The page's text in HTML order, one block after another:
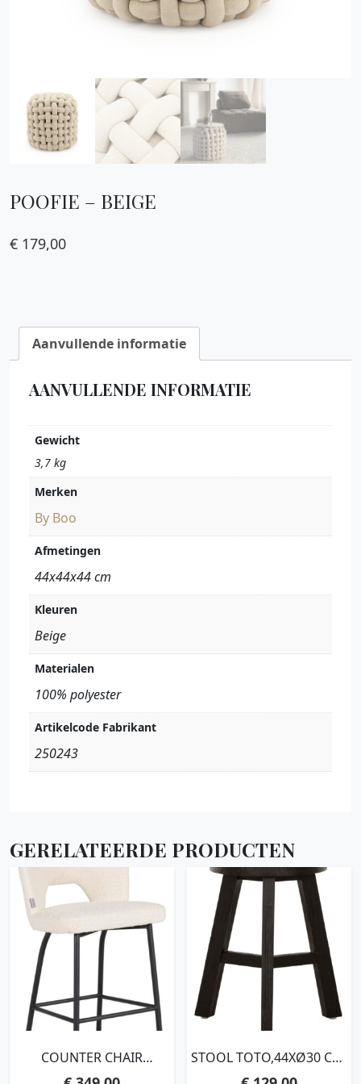
POOFIE – BEIGE
€ 179,00
Aanvullende informatie
AANVULLENDE INFORMATIE
Gewicht
3,7 kg
Merken
By Boo
Afmetingen
44x44x44 cm
Kleuren
Beige
Materialen
100% polyester
Artikelcode Fabrikant
250243
GERELATEERDE PRODUCTEN
COUNTER CHAIR
STOOL TOTO,44XØ30 CM,